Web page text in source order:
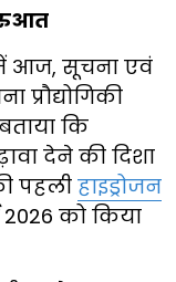
आज, सूचना एवं
प्रौद्योगिकी
कि
देने की दिशा
पहली हाइड्रोजन
2026 को किया